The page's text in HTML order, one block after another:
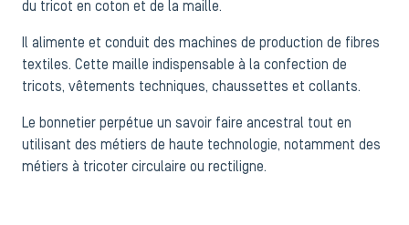
du tricot en coton et de la maille.
Il alimente et conduit des machines de production de fibres
textiles. Cette maille indispensable à la confection de
tricots, vêtements techniques, chaussettes et collants.
Le bonnetier perpétue un savoir faire ancestral tout en
utilisant des métiers de haute technologie, notamment des
métiers à tricoter circulaire ou rectiligne.